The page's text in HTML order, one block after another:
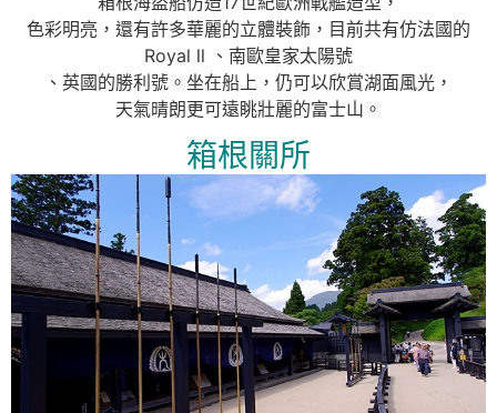
色彩明亮，還有許多華麗的立體裝飾，目前共有仿法國的
Royal ll 、南歐皇家太陽號
、英國的勝利號。坐在船上，仍可以欣賞湖面風光，
天氣晴朗更可遠眺壯麗的富士山。
箱根關所